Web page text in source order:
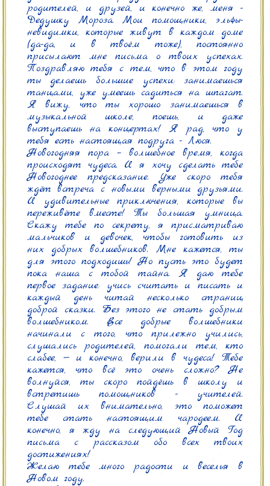
родителей, и друзей, и конечно же, меня -
Дедушку Мороза. Мои помощники, эльфы-
невидимки, которые живут в каждом доме
(да-да, и в твоём тоже), постоянно
присылают мне письма о твоих успехах.
Поздравляю тебя с тем, что в этом году
ты делаешь большие успехи: занимаешься
танцами, уже умеешь садиться на шпагат.
Я вижу, что ты хорошо занимаешься в
музыкальной школе, поешь, и даже
выступаешь на концертах! Я рад, что у
тебя есть настоящая подруга - Люся.
Новогодняя пора – волшебное время, когда
происходят чудеса. И я хочу сделать тебе
Новогоднее предсказание. Уже скоро тебя
ждёт встреча с новыми верными друзьями.
И удивительные приключения, которые вы
переживёте вместе! Ты большая умница.
Скажу тебе по секрету, я присматриваю
мальчиков и девочек, чтобы готовить из
них добрых волшебников. Мне кажется, ты
для этого подходишь! Но пусть это будет
пока наша с тобой тайна. Я даю тебе
первое задание: учись считать и писать и
каждый день читай несколько страниц
доброй сказки. Без этого не стать добрым
волшебником. Все добрые волшебники
начинали с того, что прилежно учились,
слушались родителей, помогали тем, кто
слабее, — и конечно, верили в чудеса! Тебе
кажется, что всё это очень сложно? Не
волнуйся, ты скоро пойдёшь в школу и
встретишь помощников - учителей.
Слушай их внимательно, это поможет
тебе стать настоящим чародеем. И
конечно, я жду на следующий Новый Год
письма с рассказом обо всех твоих
достижениях!
Желаю тебе много радости и веселья в
Новом году.